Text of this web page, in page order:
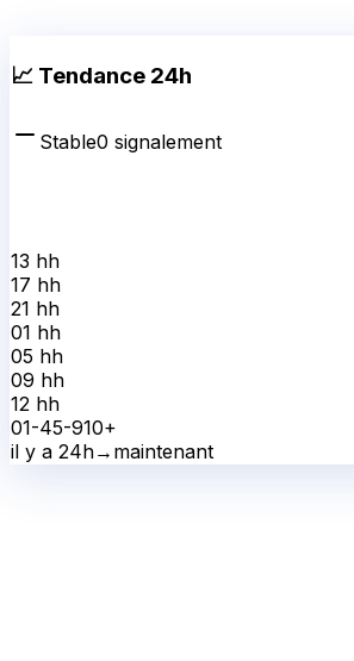
📈 Tendance 24h
Stable0 signalement
13 hh
17 hh
21 hh
01 hh
05 hh
09 hh
12 hh
01-45-910+
il y a 24h→ maintenant